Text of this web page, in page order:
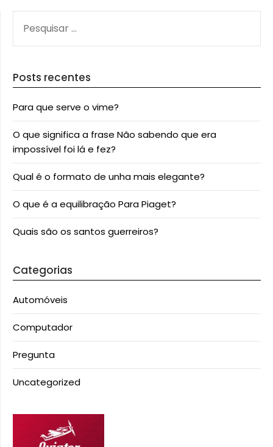
POR:
Posts recentes
Para que serve o vime?
O que significa a frase Não sabendo que era
impossível foi lá e fez?
Qual é o formato de unha mais elegante?
O que é a equilibração Para Piaget?
Quais são os santos guerreiros?
Categorias
Automóveis
Computador
Pregunta
Uncategorized